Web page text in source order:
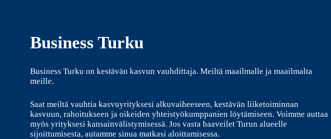
Business Turku
Business Turku on kestävän kasvun vauhdittaja. Meiltä maailmalle ja maailmalta
meille.
Saat meiltä vauhtia kasvuyrityksesi alkuvaiheeseen, kestävän liiketoiminnan
kasvuun, rahoitukseen ja oikeiden yhteistyökumppanien löytämiseen. Voimme auttaa
myös yrityksesi kansainvälistymisessä. Jos vasta haaveilet Turun alueelle
sijoittumisesta, autamme sinua matkasi aloittamisessa.